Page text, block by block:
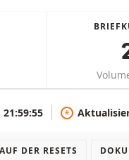
21:59:55 *
DER RESETS